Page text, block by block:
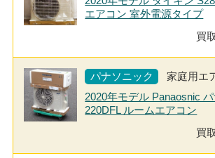
エアコン 室外電源タイプ
買
パナソニック
家庭用エ
2020年モデル Panaosnic
220DFL ルームエアコン
買